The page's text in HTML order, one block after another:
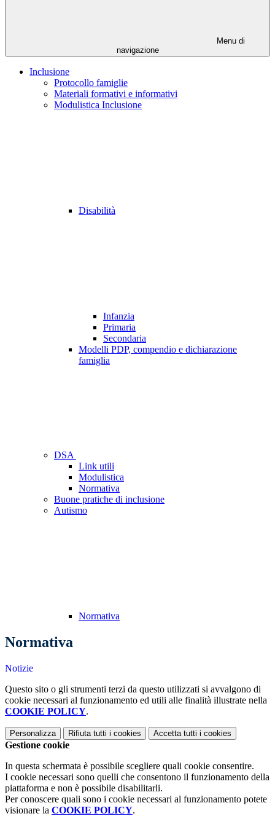
Menu di
navigazione
Inclusione
Protocollo famiglie
Materiali formativi e informativi
Modulistica Inclusione
Disabilità
Infanzia
Primaria
Secondaria
Modelli PDP, compendio e dichiarazione
famiglia
DSA
Link utili
Modulistica
Normativa
Buone pratiche di inclusione
Autismo
Normativa
Normativa
Notizie
Questo sito o gli strumenti terzi da questo utilizzati si avvalgono di
cookie necessari al funzionamento ed utili alle finalità illustrate nella
COOKIE POLICY.
Personalizza Rifiuta tutti i cookies Accetta tutti i cookies
Gestione cookie
In questa schermata è possibile scegliere quali cookie consentire.
I cookie necessari sono quelli che consentono il funzionamento della
piattaforma e non è possibile disabilitarli.
Per conoscere quali sono i cookie necessari al funzionamento potete
visionare la COOKIE POLICY.